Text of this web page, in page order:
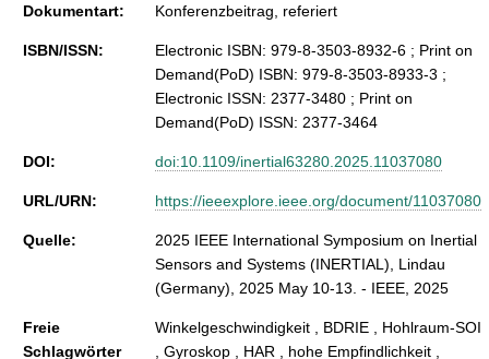
Dokumentart: Konferenzbeitrag, referiert
ISBN/ISSN:
Electronic ISBN: 979-8-3503-8932-6 ; Print on
Demand(PoD) ISBN: 979-8-3503-8933-3 ;
Electronic ISSN: 2377-3480 ; Print on
Demand(PoD) ISSN: 2377-3464
DOI: doi:10.1109/inertial63280.2025.11037080
URL/URN: https://ieeexplore.ieee.org/document/11037080
Quelle:
2025 IEEE International Symposium on Inertial
Sensors and Systems (INERTIAL), Lindau
(Germany), 2025 May 10-13. - IEEE, 2025
Freie
Schlagwörter
Winkelgeschwindigkeit , BDRIE , Hohlraum-SOI
, Gyroskop , HAR , hohe Empfindlichkeit ,